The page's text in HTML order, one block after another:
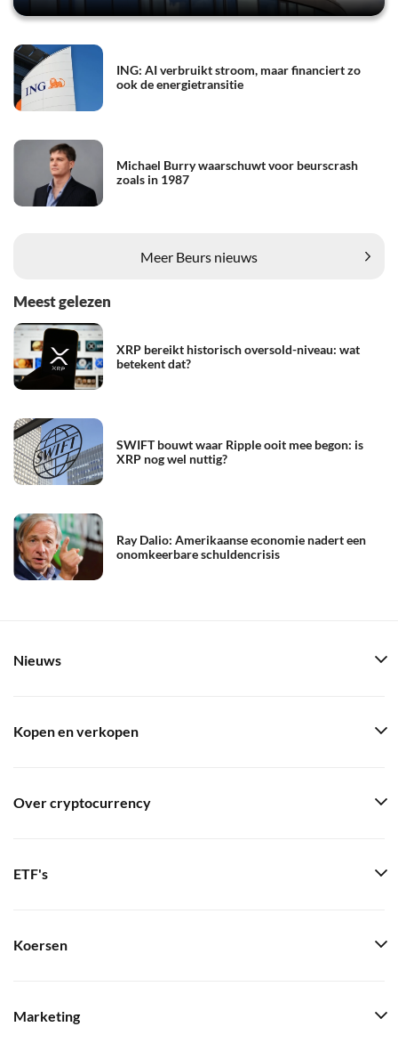
ING: AI verbruikt stroom, maar financiert zo
ook de energietransitie
Michael Burry waarschuwt voor beurscrash
zoals in 1987
Meer Beurs nieuws
Meest gelezen
XRP bereikt historisch oversold-niveau: wat
betekent dat?
SWIFT bouwt waar Ripple ooit mee begon: is
XRP nog wel nuttig?
Ray Dalio: Amerikaanse economie nadert een
onomkeerbare schuldencrisis
Nieuws
Kopen en verkopen
Over cryptocurrency
ETF's
Koersen
Marketing